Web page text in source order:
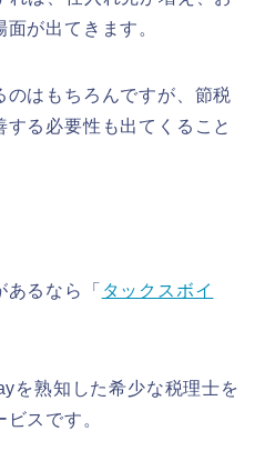
が出てきます。
はもちろんですが、節税
る必要性も出てくること
るなら「 タックスボイ
を熟知した希少な税理士を
スです。